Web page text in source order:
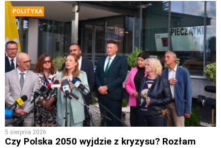
POLITYKA
5 sierpnia 2026
Czy Polska 2050 wyjdzie z kryzysu? Rozłam